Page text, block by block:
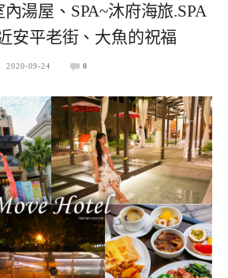
湯屋、SPA~沐府海旅.SPA
安平老街、大魚的祝福
2020-09-24 0